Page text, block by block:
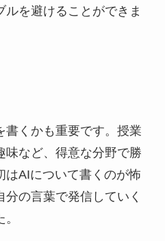
ルを避けることができま
書くかも重要です。授業
味など、得意な分野で勝
はAIについて書くのが怖
の言葉で発信していく